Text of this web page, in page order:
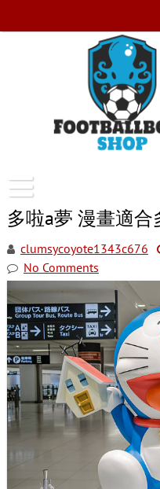
多啦a夢 漫畫適合
clumsycoyote1343c676
No Comments